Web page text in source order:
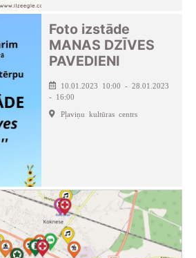
Foto izstāde
MANAS DZĪVES
PAVEDIENI
10.01.2023 10:00 - 28.01.2023
- 16:00
Pļaviņu kultūras centrs